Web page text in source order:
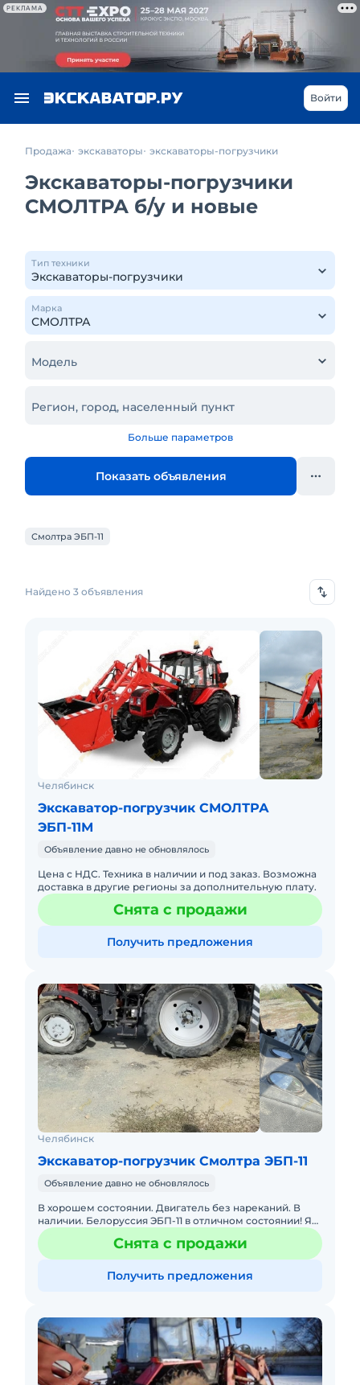
РЕКЛАМА
Войти
Продажа экскаваторы экскаваторы-погрузчики
Экскаваторы-погрузчики
СМОЛТРА б/у и новые
Тип техники
Марка
Модель
Регион, город, населенный пункт
Больше параметров
Показать объявления
Смолтра ЭБП-11
Найдено 3 объявления
Челябинск
Экскаватор-погрузчик СМОЛТРА
ЭБП-11М
Объявление давно не обновлялось
Цена с НДС. Техника в наличии и под заказ. Возможна
доставка в другие регионы за дополнительную плату.
Снята с продажи
Получить предложения
Челябинск
Экскаватор-погрузчик Смолтра ЭБП-11
Объявление давно не обновлялось
В хорошем состоянии. Двигатель без нареканий. В
наличии. Белоруссия ЭБП-11 в отличном состоянии! Я
один хозяин с покупки. В аренду не сдавался.
Снята с продажи
Получить предложения